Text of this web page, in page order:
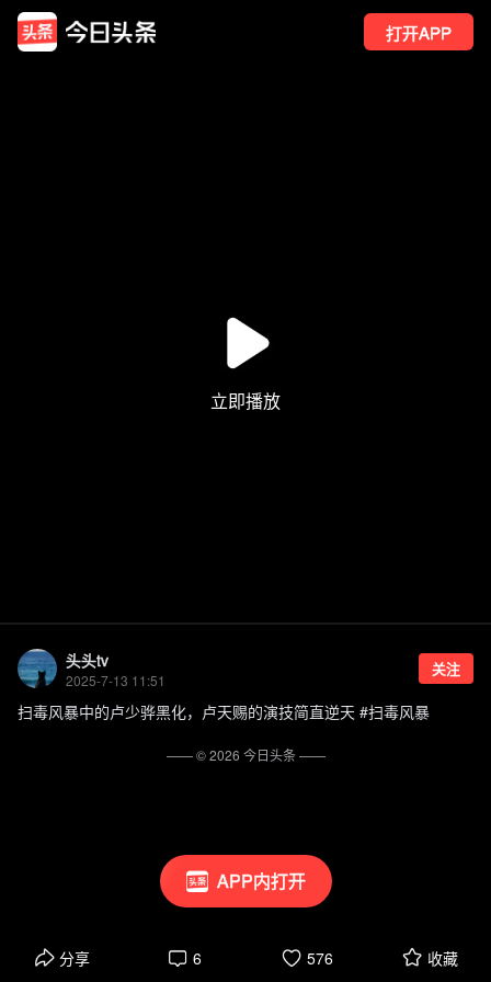
打开APP
APP内打开
头头tv
2025-7-13 11:51
关注
扫毒风暴中的卢少骅黑化，卢天赐的演技简直逆天 #扫毒风暴
分享 6 576 收藏
—— ©2026 今日头条——